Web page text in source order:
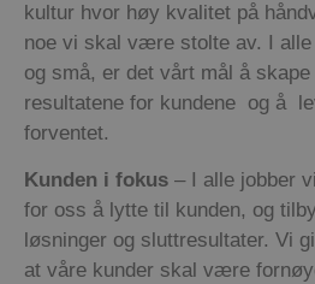
kultur hvor høy kvalitet på
noe vi skal være stolte av. I
og små, er det vårt mål å
resultatene for kundene og å
forventet.
Kunden i fokus – I alle jobber
for oss å lytte til kunden, og
løsninger og sluttresultater. Vi
at våre kunder skal være